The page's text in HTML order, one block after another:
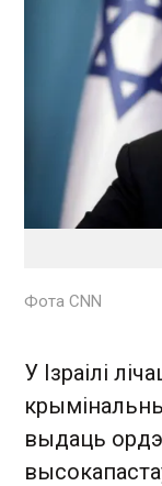
Фота CNN
У Ізраілі
выдаць